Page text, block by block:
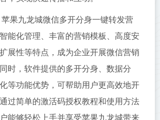
果九龙城微信多开分身一键转发营
能化管理、丰富的营销模板、高度安
展性等特点，成为企业开展微信营销
时，软件提供的多开分身、数据分
等功能优势，可帮助用户更高效地开
过简单的激活码授权教程和使用方法
能够轻松上手并享受苹果九龙城带来